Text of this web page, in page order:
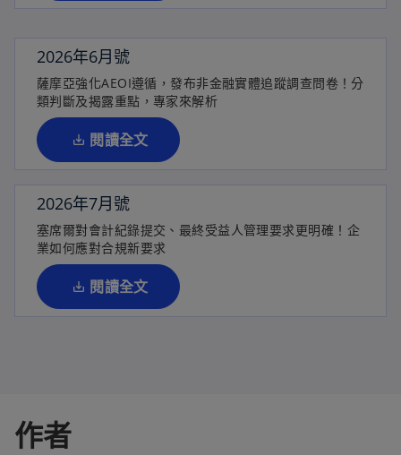
2026年6月號
薩摩亞強化AEOI遵循，發布非金融實體追蹤調查問卷！分
類判斷及揭露重點，專家來解析
閱讀全文
在
新
標
籤
中
啟
2026年7月號
塞席爾對會計紀錄提交、最終受益人管理要求更明確！企
業如何應對合規新要求
閱讀全文
在
新
標
籤
中
作者